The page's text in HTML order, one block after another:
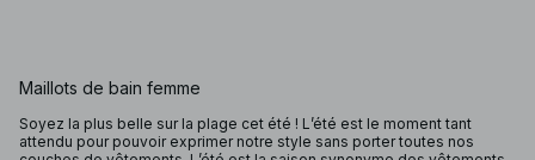
Maillots de bain femme
Soyez la plus belle sur la plage cet été ! L’été est le moment tant
attendu pour pouvoir exprimer notre style sans porter toutes nos